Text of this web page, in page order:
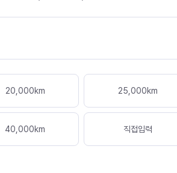
20,000km 25,000km
40,000km 직접입력